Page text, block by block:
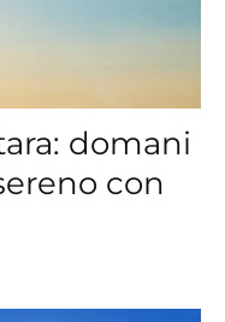
domani
con